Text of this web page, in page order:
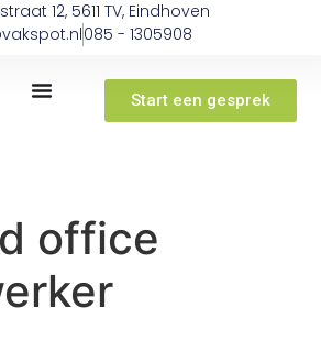
12, 5611 TV, Eindhoven
085 - 1305908
Start een gesprek
office